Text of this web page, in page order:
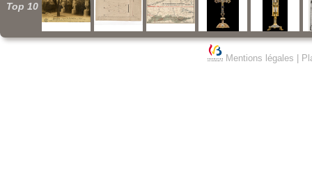
Top 10
Mentions légales